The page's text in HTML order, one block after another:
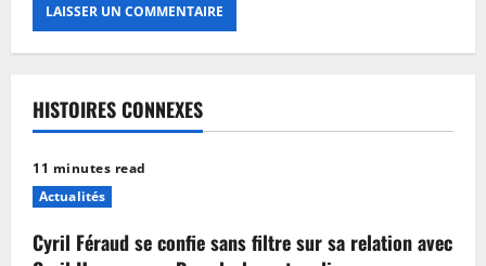
HISTOIRES CONNEXES
11 minutes read
Actualités
Cyril Féraud se confie sans filtre sur sa relation avec